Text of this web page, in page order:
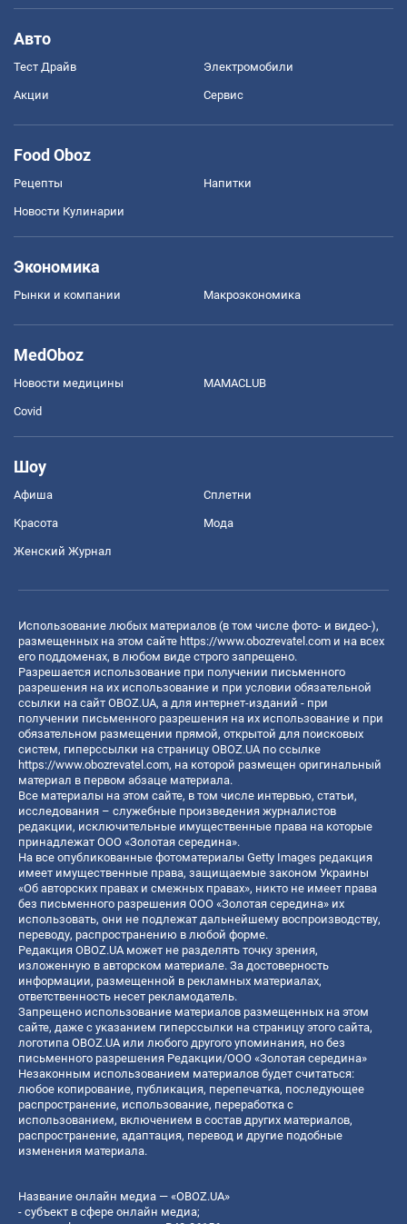
Авто
Тест Драйв Электромобили
Акции Сервис
Food Oboz
Рецепты Напитки
Новости Кулинарии
Экономика
Рынки и компании Mакроэкономика
MedOboz
Новости медицины MAMACLUB
Covid
Шоу
Афиша Сплетни
Красота Мода
Женский Журнал
Использование любых материалов (в том числе фото- и видео-),
размещенных на этом сайте https://www.obozrevatel.com и на всех
его поддоменах, в любом виде строго запрещено.
Разрешается использование при получении письменного
разрешения на их использование и при условии обязательной
ссылки на сайт OBOZ.UA, а для интернет-изданий - при
получении письменного разрешения на их использование и при
обязательном размещении прямой, открытой для поисковых
систем, гиперссылки на страницу OBOZ.UA по ссылке
https://www.obozrevatel.com, на которой размещен оригинальный
материал в первом абзаце материала.
Все материалы на этом сайте, в том числе интервью, статьи,
исследования – служебные произведения журналистов
редакции, исключительные имущественные права на которые
принадлежат ООО «Золотая середина».
На все опубликованные фотоматериалы Getty Images редакция
имеет имущественные права, защищаемые законом Украины
«Об авторских правах и смежных правах», никто не имеет права
без письменного разрешения ООО «Золотая середина» их
использовать, они не подлежат дальнейшему воспроизводству,
переводу, распространению в любой форме.
Редакция OBOZ.UA может не разделять точку зрения,
изложенную в авторском материале. За достоверность
информации, размещенной в рекламных материалах,
ответственность несет рекламодатель.
Запрещено использование материалов размещенных на этом
сайте, даже с указанием гиперссылки на страницу этого сайта,
логотипа OBOZ.UA или любого другого упоминания, но без
письменного разрешения Редакции/ООО «Золотая середина»
Незаконным использованием материалов будет считаться:
любое копирование, публикация, перепечатка, последующее
распространение, использование, переработка с
использованием, включением в состав других материалов,
распространение, адаптация, перевод и другие подобные
изменения материала.
Название онлайн медиа — «OBOZ.UA»
- субъект в сфере онлайн медиа;